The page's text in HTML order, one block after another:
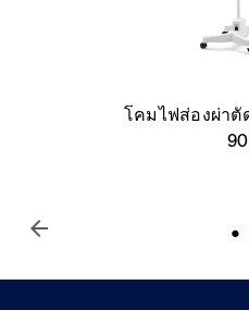
arrow_back
โคมไฟส่องผ่าตั